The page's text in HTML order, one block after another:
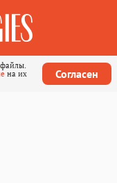
на их
Согласен